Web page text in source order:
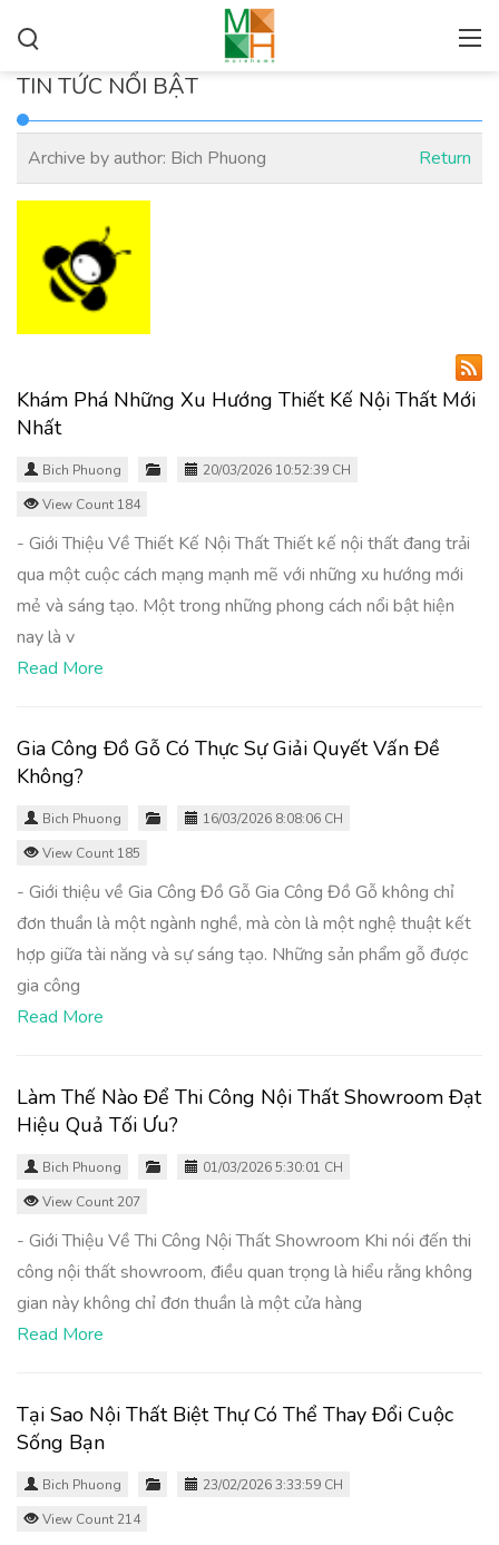
TIN TỨC NỔI BẬT
Archive by author: Bich Phuong Return
Khám Phá Những Xu Hướng Thiết Kế Nội Thất Mới
Nhất
Bich Phuong
20/03/2026 10:52:39 CH
View Count 184
- Giới Thiệu Về Thiết Kế Nội Thất Thiết kế nội thất đang trải
qua một cuộc cách mạng mạnh mẽ với những xu hướng mới
mẻ và sáng tạo. Một trong những phong cách nổi bật hiện
nay là v
Read More
Gia Công Đồ Gỗ Có Thực Sự Giải Quyết Vấn Đề
Không?
Bich Phuong
16/03/2026 8:08:06 CH
View Count 185
- Giới thiệu về Gia Công Đồ Gỗ Gia Công Đồ Gỗ không chỉ
đơn thuần là một ngành nghề, mà còn là một nghệ thuật kết
hợp giữa tài năng và sự sáng tạo. Những sản phẩm gỗ được
gia công
Read More
Làm Thế Nào Để Thi Công Nội Thất Showroom Đạt
Hiệu Quả Tối Ưu?
Bich Phuong
01/03/2026 5:30:01 CH
View Count 207
- Giới Thiệu Về Thi Công Nội Thất Showroom Khi nói đến thi
công nội thất showroom, điều quan trọng là hiểu rằng không
gian này không chỉ đơn thuần là một cửa hàng
Read More
Tại Sao Nội Thất Biệt Thự Có Thể Thay Đổi Cuộc
Sống Bạn
Bich Phuong
23/02/2026 3:33:59 CH
View Count 214